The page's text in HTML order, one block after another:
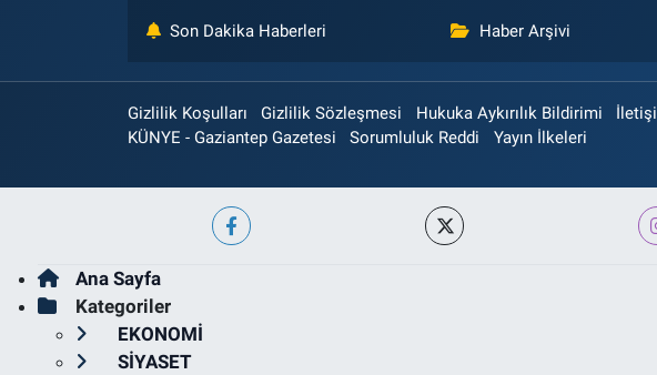
Son Dakika Haberleri Haber Arşivi
Gizlilik Koşulları Gizlilik Sözleşmesi Hukuka Aykırılık Bildirimi
KÜNYE - Gaziantep Gazetesi
Sorumluluk Reddi Yayın İlkeleri
Ana Sayfa
Kategoriler
EKONOMİ
SİYASET